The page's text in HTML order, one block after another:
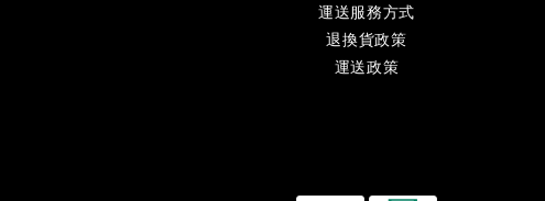
運送服務方式
退換貨政策
運送政策